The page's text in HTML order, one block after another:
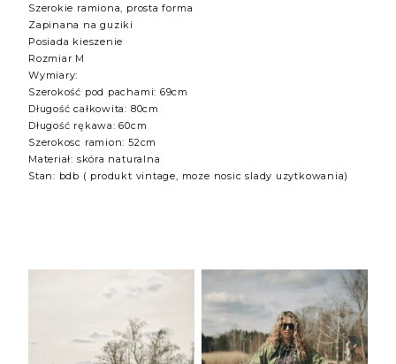
Szerokie ramiona, prosta forma
Zapinana na guziki
Posiada kieszenie
Rozmiar M
Wymiary:
Szerokość pod pachami: 69cm
Długość całkowita: 80cm
Długość rękawa: 60cm
Szerokosc ramion: 52cm
Materiał: skóra naturalna
Stan: bdb ( produkt vintage, moze nosic slady uzytkowania)